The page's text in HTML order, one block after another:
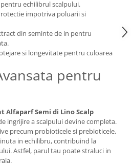
echilibrul scalpului.
impotriva poluarii si
din seminte de in pentru
si longevitate pentru culoarea
pentru
Alfaparf Semi di Lino Scalp
ingrijire a scalpului devine completa.
precum probioticele si prebioticele,
in echilibru, contribuind la
Astfel, parul tau poate straluci in